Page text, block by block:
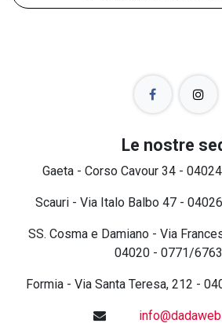
Le nostre
Gaeta - Corso Cavour 34 -
Scauri - Via Italo Balbo 47 -
SS. Cosma e Damiano - Via
04020 - 0771/
Formia - Via Santa Teresa, 212 -